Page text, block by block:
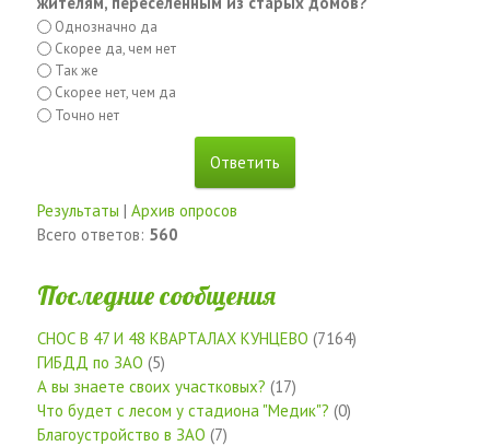
Однозначно да
Скорее да, чем нет
Так же
Скорее нет, чем да
Точно нет
Результаты | Архив опросов
Всего ответов: 560
Последние сообщения
СНОС В 47 И 48 КВАРТАЛАХ КУНЦЕВО (7164)
ГИБДД по ЗАО (5)
А вы знаете своих участковых? (17)
Что будет с лесом у стадиона "Медик"? (0)
Благоустройство в ЗАО (7)